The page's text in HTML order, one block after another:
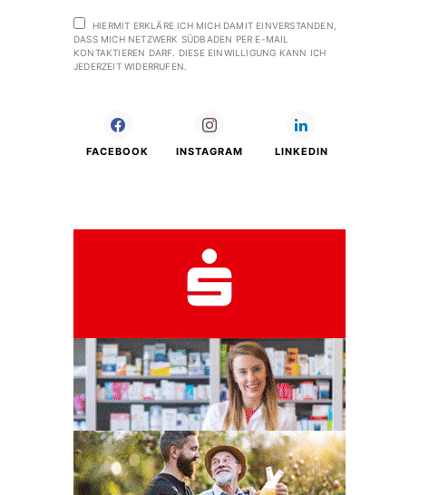
HIERMIT ERKLÄRE ICH MICH DAMIT EINVERSTANDEN,
DASS MICH NETZWERK SÜDBADEN PER E-MAIL
KONTAKTIEREN DARF. DIESE EINWILLIGUNG KANN ICH
JEDERZEIT WIDERRUFEN.
FACEBOOK INSTAGRAM LINKEDIN